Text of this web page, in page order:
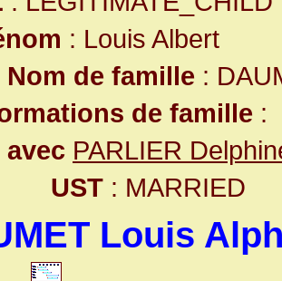
: Louis Albert
Nom de famille :
de famille :
avec PARLIER
UST : MARRIED
Louis